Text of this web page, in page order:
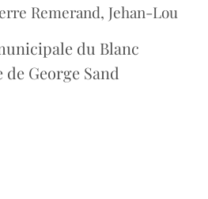
Remerand, Jehan-Lou
du Blanc
George Sand